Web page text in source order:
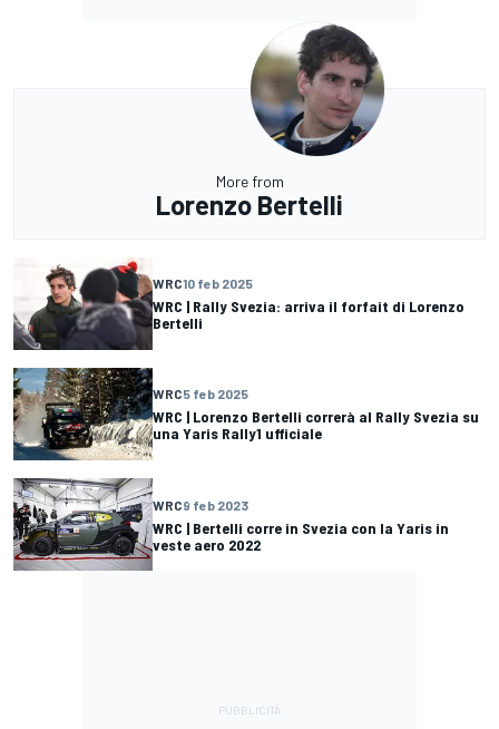
More from
Lorenzo Bertelli
WRC10 feb 2025
WRC | Rally Svezia: arriva il forfait di Lorenzo
Bertelli
WRC5 feb 2025
WRC | Lorenzo Bertelli correrà al Rally Svezia su
una Yaris Rally1 ufficiale
WRC9 feb 2023
WRC | Bertelli corre in Svezia con la Yaris in
veste aero 2022